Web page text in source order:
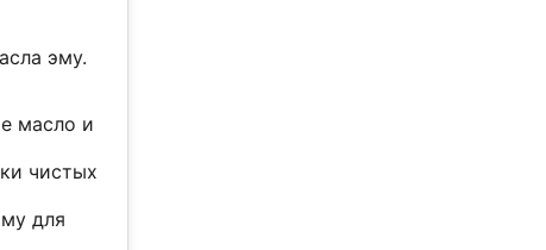
эму.
масло и
чистых
для